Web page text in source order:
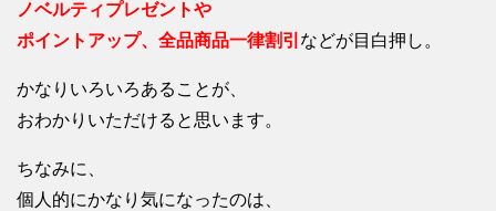
ノベルティプレゼントや
ポイントアップ、全品商品一律割引 などが目白押し。
かなりいろいろあることが、
おわかりいただけると思います。
ちなみに、
個人的にかなり気になったのは、